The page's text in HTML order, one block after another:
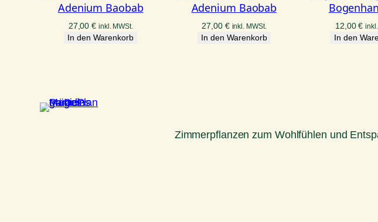
Adenium Baobab
27,00€ inkl. MWSt.
In den Warenkorb
Adenium Baobab
27,00 € inkl. MWSt.
In den Warenkorb
12,00€
In den
Zimmerpflanzen zum Wohlfühlen und